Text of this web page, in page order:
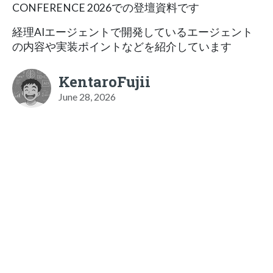
CONFERENCE 2026での登壇資料です
経理AIエージェントで開発しているエージェント
の内容や実装ポイントなどを紹介しています
KentaroFujii
June 28, 2026